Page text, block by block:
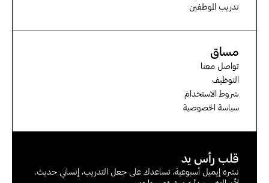
تدريب الموظفين
مساق
تواصل معنا
التوظيف
شروط الاستخدام
سياسة الخصوصية
قلب رأس يد